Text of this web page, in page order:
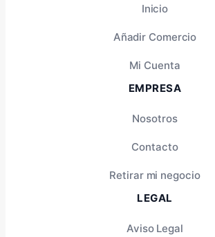
Inicio
Añadir Comercio
Mi Cuenta
EMPRESA
Nosotros
Contacto
Retirar mi negocio
LEGAL
Aviso Legal